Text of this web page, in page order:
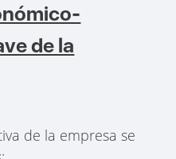
de la
de la empresa se